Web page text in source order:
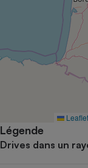
Leaflet
Légende
Drives dans un